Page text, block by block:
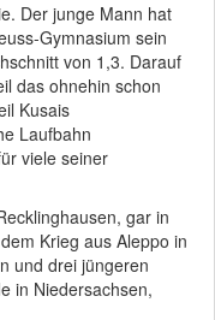
Der junge Mann hat
Gymnasium sein
von 1,3. Darauf
das ohnehin schon
Kusais
Laufbahn
viele seiner
gar in
Krieg aus Aleppo in
und drei jüngeren
in Niedersachsen,